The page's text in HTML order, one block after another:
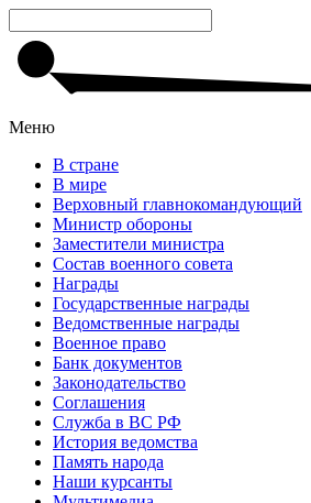
Меню
В стране
В мире
Верховный главнокомандующий
Министр обороны
Заместители министра
Состав военного совета
Награды
Государственные награды
Ведомственные награды
Военное право
Банк документов
Законодательство
Соглашения
Служба в ВС РФ
История ведомства
Память народа
Наши курсанты